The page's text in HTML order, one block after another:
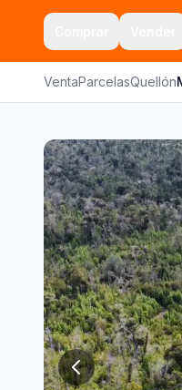
VentaParcelasQuellón